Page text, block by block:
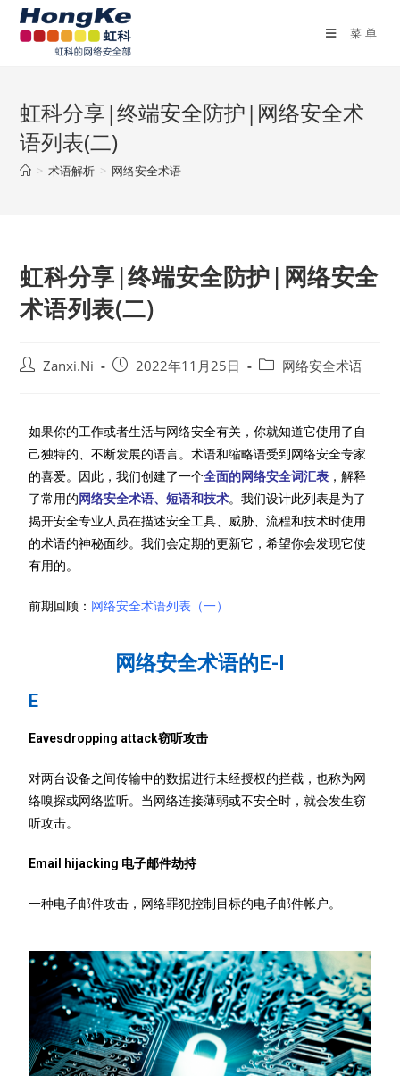
菜单
虹科分享|终端安全防护|网络安全术
语列表(二)
> 术语解析 > 网络安全术语
虹科分享|终端安全防护|网络安全
术语列表(二)
Zanxi.Ni 2022年11月25日 网络安全术语
如果你的工作或者生活与网络安全有关，你就知道它使用了自
己独特的、不断发展的语言。术语和缩略语受到网络安全专家
的喜爱。因此，我们创建了一个全面的网络安全词汇表 ，解释
了常用的网络安全术语、短语和技术。我们设计此列表是为了
揭开安全专业人员在描述安全工具、威胁、流程和技术时使用
的术语的神秘面纱。我们会定期的更新它，希望你会发现它使
有用的。
前期回顾： 网络安全术语列表（一）
网络安全术语的E-I
E
Eavesdropping attack窃听攻击
对两台设备之间传输中的数据进行未经授权的拦截，也称为网
络嗅探或网络监听。当网络连接薄弱或不安全时，就会发生窃
听攻击。
Email hijacking 电子邮件劫持
一种电子邮件攻击，网络罪犯控制目标的电子邮件帐户。